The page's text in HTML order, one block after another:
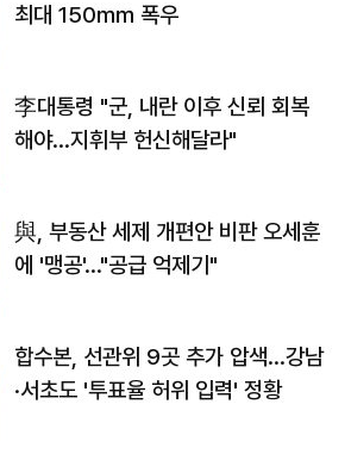
최대 150㎜ 폭우
李대통령 "군, 내란 이후 신뢰 회복
해야…지휘부 헌신해달라"
與, 부동산 세제 개편안 비판 오세훈
에 '맹공'…"공급 억제기"
합수본, 선관위 9곳 추가 압색…강남
·서초도 '투표율 허위 입력' 정황